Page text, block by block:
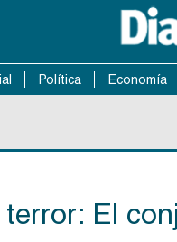
Política Economía
El